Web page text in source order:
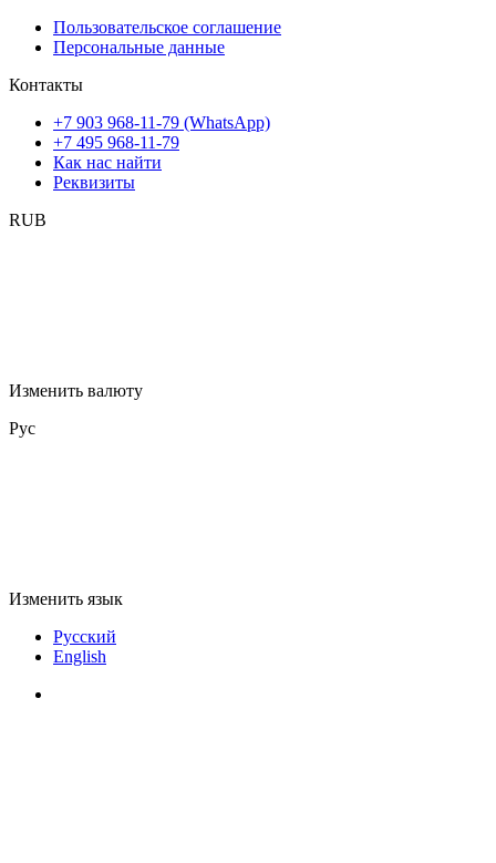
Пользовательское соглашение
Персональные данные
Контакты
+7 903 968-11-79 (WhatsApp)
+7 495 968-11-79
Как нас найти
Реквизиты
RUB
Изменить валюту
Рус
Изменить язык
Русский
English